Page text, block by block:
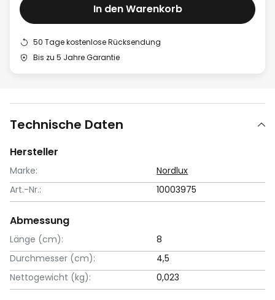
In den Warenkorb
50 Tage kostenlose Rücksendung
Bis zu 5 Jahre Garantie
Technische Daten
Hersteller
Marke:
Nordlux
Art.-Nr.:
10003975
Abmessung
Länge (cm):
8
Durchmesser (cm):
4,5
Nettogewicht (kg):
0,023